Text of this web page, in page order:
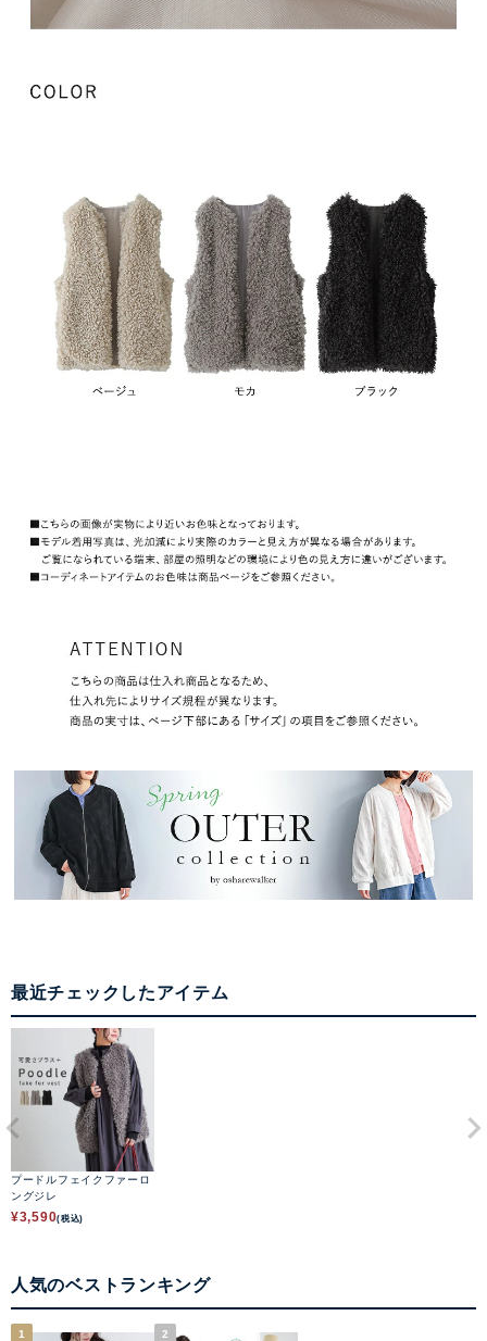
最近チェックしたアイテム
プードルフェイクファーロ
ングジレ
¥3,590(税込)
人気のベストランキング
1 2